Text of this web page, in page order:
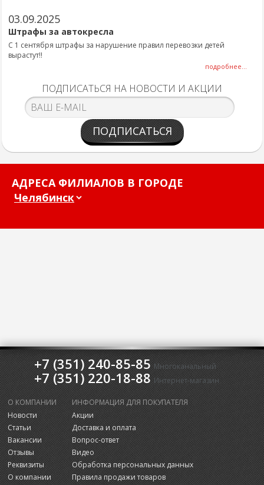
03.09.2025
Штрафы за автокресла
С 1 сентября штрафы за нарушение правил перевозки детей
вырастут!!
подробнее...
ПОДПИСАТЬСЯ НА НОВОСТИ И АКЦИИ
ПОДПИСАТЬСЯ
АДРЕСА ФИЛИАЛОВ В ГОРОДЕ
+7 (351) 240-85-85 Многоканальный
+7 (351) 220-18-88 Интернет-магазин
О КОМПАНИИ
Новости
Статьи
Вакансии
Отзывы
Реквизиты
О компании
ИНФОРМАЦИЯ ДЛЯ ПОКУПАТЕЛЯ
Акции
Доставка и оплата
Вопрос-ответ
Видео
Обработка персональных данных
Правила продажи товаров